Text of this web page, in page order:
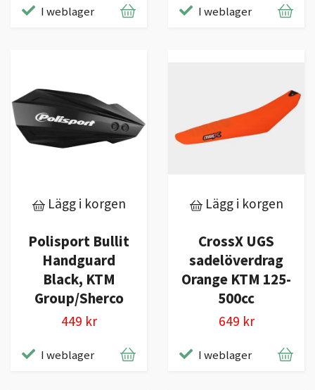
I weblager I weblager
Lägg i korgen
Polisport Bullit
Handguard
Black, KTM
Group/Sherco
449 kr
I weblager
Lägg i korgen
CrossX UGS
sadelöverdrag
Orange KTM 125-
500cc
649 kr
I weblager